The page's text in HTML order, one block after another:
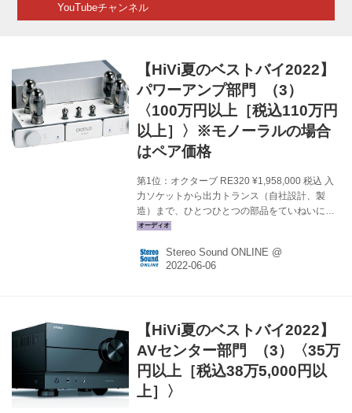
YouTubeチャンネル
【HiVi夏のベストバイ2022】
パワーアンプ部門 （3）
〈100万円以上［税込110万円
以上］〉※モノーラルの場合
はペア価格
第1位：オクターブ RE320 ¥1,958,000 税込 入
力ソケットから出力トランス（自社設計、製
造）まで、ひとつひとつの部品をていねいに選
別し、熟練の職人による手作業で仕上げられる
真空管KT150を5極管接続でプッシュプル動作さ
せるシステムで、随所に最高峰パワーアンプ、
寄せる不思議な力を感じる。（藤原） メーカー
サイトへ ＞ 第1位：ソウリューション 711
¥7,150,000 税込 ハイエンドクラス...
Stereo Sound ONLINE @
【HiVi夏のベストバイ2022】
AVセンター部門 （3）〈35万
円以上［税込38万5,000円以
上］〉